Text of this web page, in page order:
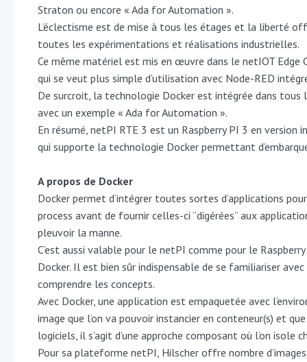
Straton ou encore « Ada for Automation ».
L’éclectisme est de mise à tous les étages et la liberté
toutes les expérimentations et réalisations industrielles.
Ce même matériel est mis en œuvre dans le netIOT
qui se veut plus simple d’utilisation avec Node-RED
De surcroit, la technologie Docker est intégrée dans
avec un exemple « Ada for Automation ».
En résumé, netPI RTE 3 est un Raspberry PI 3 en
qui supporte la technologie Docker permettant
A propos de Docker
Docker permet d’intégrer toutes sortes d’applications
process avant de fournir celles-ci ‘’digérées’’ aux
pleuvoir la manne.
C’est aussi valable pour le netPI comme pour le
Docker. Il est bien sûr indispensable de se familiariser
comprendre les concepts.
Avec Docker, une application est empaquetée avec
image que l’on va pouvoir instancier en conteneur(s) et
logiciels, il s’agit d’une approche composant où l’on
Pour sa plateforme netPI, Hilscher offre nombre